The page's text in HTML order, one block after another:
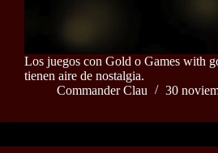
Los juegos con Gold o Games with
tienen aire de nostalgia.
Commander Clau
30